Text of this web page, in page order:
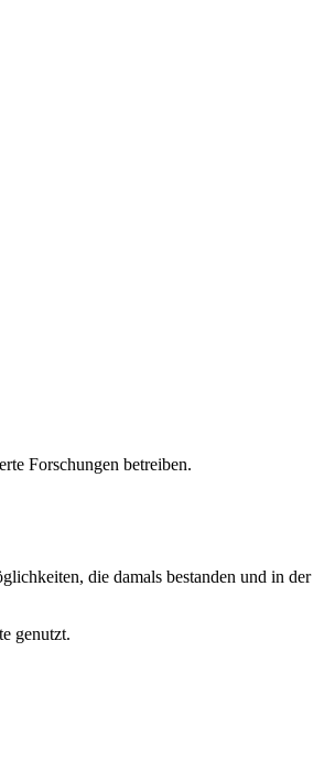
Forschungen betreiben.
die damals bestanden und in der
genutzt.